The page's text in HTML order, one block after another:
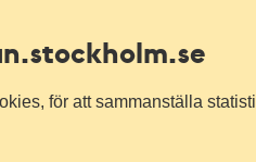
.stockholm.se
för att sammanställa